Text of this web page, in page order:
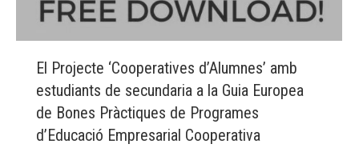
El Projecte ‘Cooperatives d’Alumnes’ amb
estudiants de secundaria a la Guia Europea
de Bones Pràctiques de Programes
d’Educació Empresarial Cooperativa